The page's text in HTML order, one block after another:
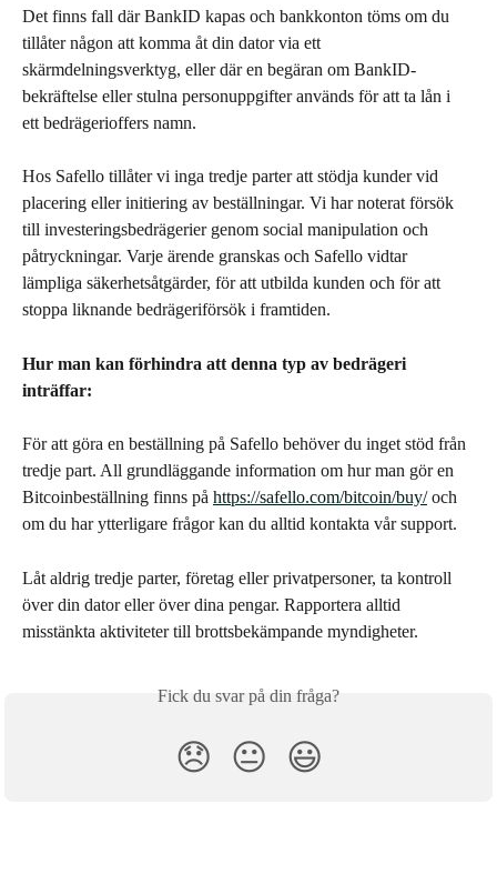
Det finns fall där BankID kapas och bankkonton töms om du
tillåter någon att komma åt din dator via ett
skärmdelningsverktyg, eller där en begäran om BankID-
bekräftelse eller stulna personuppgifter används för att ta lån i
ett bedrägerioffers namn.
Hos Safello tillåter vi inga tredje parter att stödja kunder vid
placering eller initiering av beställningar. Vi har noterat försök
till investeringsbedrägerier genom social manipulation och
påtryckningar. Varje ärende granskas och Safello vidtar
lämpliga säkerhetsåtgärder, för att utbilda kunden och för att
stoppa liknande bedrägeriförsök i framtiden.
Hur man kan förhindra att denna typ av bedrägeri
inträffar:
För att göra en beställning på Safello behöver du inget stöd från
tredje part. All grundläggande information om hur man gör en
Bitcoinbeställning finns på https://safello.com/bitcoin/buy/ och
om du har ytterligare frågor kan du alltid kontakta vår support.
Låt aldrig tredje parter, företag eller privatpersoner, ta kontroll
över din dator eller över dina pengar. Rapportera alltid
misstänkta aktiviteter till brottsbekämpande myndigheter.
Fick du svar på din fråga?
😞 😐 😃